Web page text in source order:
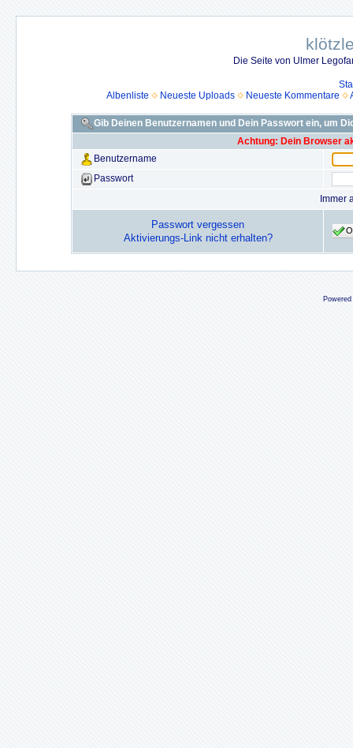
Die Seite von Ulmer
Albenliste
Neueste Uploads Neueste Kommentare
Gib Deinen Benutzernamen und Dein Passwort ein, um
Achtung: Dein Browser
Benutzername
Passwort
Immer
Passwort vergessen
Aktivierungs-Link nicht erhalten?